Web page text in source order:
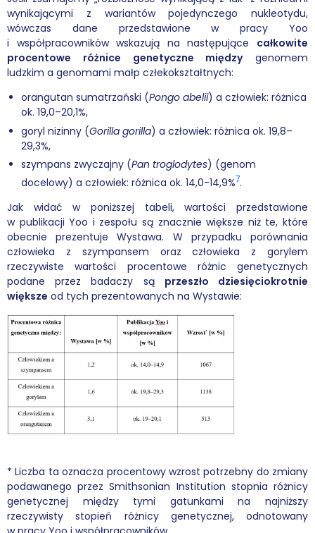
wynikającymi z wariantów pojedynczego nukleotydu,
wówczas dane przedstawione w pracy Yoo
i współpracowników wskazują na następujące całkowite
procentowe różnice genetyczne międzygenomem
ludzkim a genomami małp człekokształtnych:
orangutan sumatrzański (Pongo abelii) a człowiek: różnica
ok. 19,0–20,1%,
goryl nizinny (Gorilla gorilla) a człowiek: różnica ok. 19,8–
29,3%,
szympans zwyczajny (Pan troglodytes) (genom
docelowy) a człowiek: różnica ok. 14,0-14,9%7.
Jak widać w poniższej tabeli, wartości przedstawione
w publikacji Yoo i zespołu są znacznie większe niż te, które
obecnie prezentuje Wystawa. W przypadku porównania
człowieka z szympansem oraz człowieka z gorylem
rzeczywiste wartości procentowe różnic genetycznych
podane przez badaczy są przeszło dziesięciokrotnie
większe od tych prezentowanych na Wystawie:
* Liczba ta oznacza procentowy wzrost potrzebny do zmiany
podawanego przez Smithsonian Institution stopnia różnicy
genetycznej między tymi gatunkami na najniższy
rzeczywisty stopień różnicy genetycznej, odnotowany